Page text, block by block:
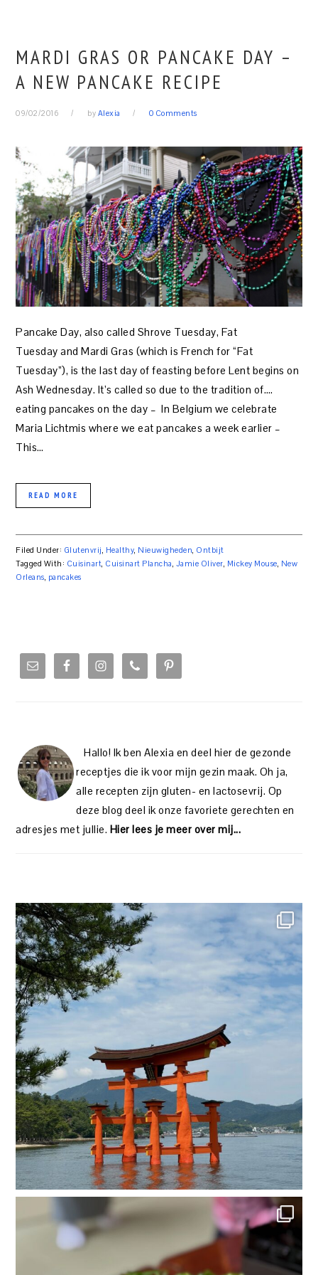
MARDI GRAS OR PANCAKE DAY –
A NEW PANCAKE RECIPE
09/02/2016 by Alexia 0 Comments
Pancake Day, also called Shrove Tuesday, Fat
Tuesday and Mardi Gras (which is French for “Fat
Tuesday”), is the last day of feasting before Lent begins on
Ash Wednesday. It’s called so due to the tradition of….
eating pancakes on the day – In Belgium we celebrate
Maria Lichtmis where we eat pancakes a week earlier –
This…
READ MORE
Filed Under: Glutenvrij, Healthy, Nieuwigheden, Ontbijt
Tagged With: Cuisinart, Cuisinart Plancha, Jamie Oliver, Mickey Mouse, New
Orleans, pancakes
SIDEBAR
Hallo! Ik ben Alexia en deel hier de gezonde
receptjes die ik voor mijn gezin maak. Oh ja,
alle recepten zijn gluten- en lactosevrij. Op
deze blog deel ik onze favoriete gerechten en
adresjes met jullie. Hier lees je meer over mij...